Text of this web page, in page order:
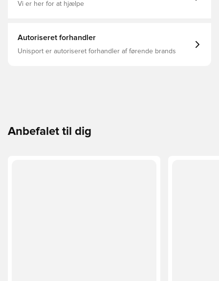
Vi er her for at hjælpe
Autoriseret forhandler
Unisport er autoriseret forhandler af førende brands
Anbefalet til dig